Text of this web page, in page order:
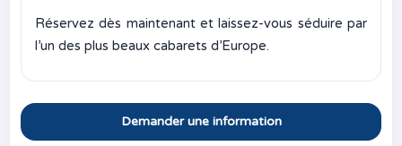
Réservez dès maintenant et laissez-vous séduire par
l’un des plus beaux cabarets d’Europe.
Demander une information